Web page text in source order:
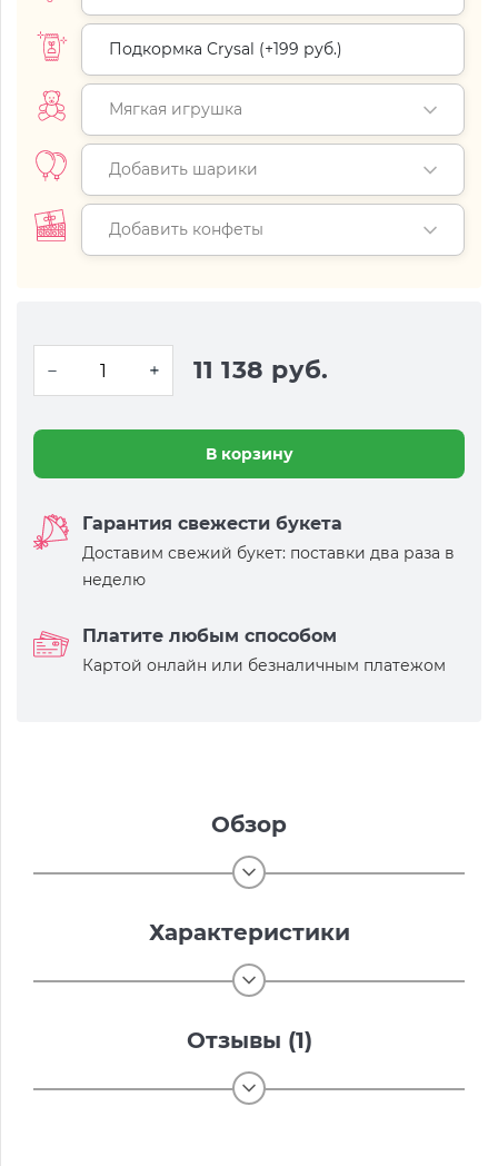
Подкормка Crysal (+199 руб.)
Мягкая игрушка
Добавить шарики
Добавить конфеты
11 138 руб.
В корзину
Гарантия свежести букета
Доставим свежий букет: поставки два раза в
неделю
Платите любым способом
Картой онлайн или безналичным платежом
Обзор
Характеристики
Отзывы (1)